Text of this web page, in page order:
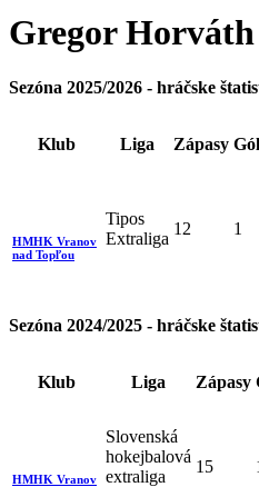
Gregor Horváth
Sezóna 2025/2026 - hráčske
Klub Liga Zápasy
HMHK Vranov
nad Topľou
Tipos
Extraliga
12 1
Sezóna 2024/2025 - hráčske
Klub Liga Zápasy
HMHK Vranov
Slovenská
hokejbalová
extraliga
15